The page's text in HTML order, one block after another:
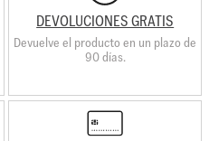
DEVOLUCIONES GRATIS
Devuelve el producto en un plazo de
90 días.